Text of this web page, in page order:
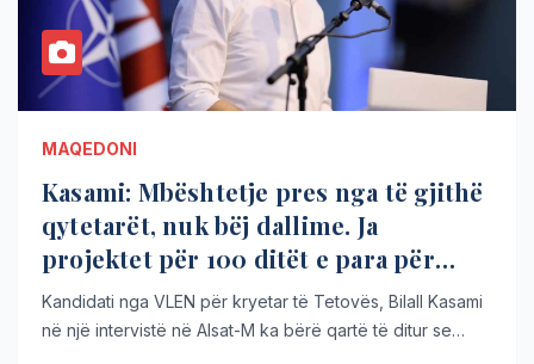
MAQEDONI
Kasami: Mbështetje pres nga të gjithë
qytetarët, nuk bëj dallime. Ja
projektet për 100 ditët e para për
Tetovën
Kandidati nga VLEN për kryetar të Tetovës, Bilall Kasami
në një intervistë në Alsat-M ka bërë qartë të ditur se…